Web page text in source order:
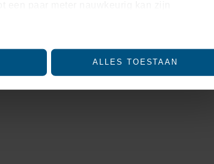
Cookieverklaring.
om functies voor social media te bieden en
uw gebruik van onze site met onze partners
ALLES TOESTAAN